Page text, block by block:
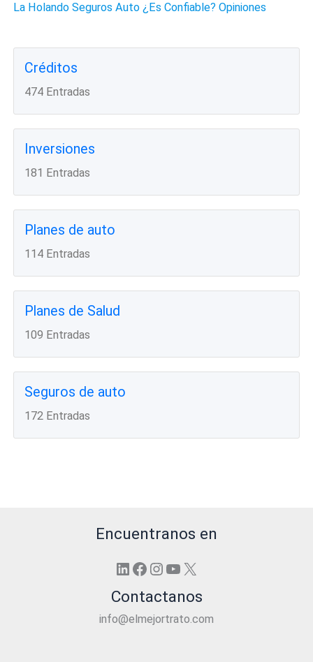
La Holando Seguros Auto ¿Es Confiable? Opiniones
Créditos
474 Entradas
Inversiones
181 Entradas
Planes de auto
114 Entradas
Planes de Salud
109 Entradas
Seguros de auto
172 Entradas
Encuentranos en
LinkedIn
Facebook
Instagram
YouTube
X
Contactanos
info@elmejortrato.com